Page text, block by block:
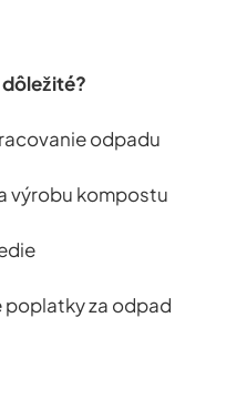
dôležité?
odpadu
výrobu kompostu
poplatky za odpad